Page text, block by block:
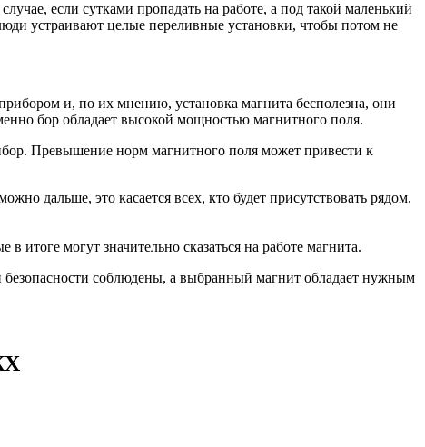
если сутками пропадать на работе, а под такой маленький
устраивают целые переливные установки, чтобы потом не
и, по их мнению, установка магнита бесполезна, они
бор обладает высокой мощностью магнитного поля.
Превышение норм магнитного поля может привести к
дальше, это касается всех, кто будет присутствовать рядом.
итоге могут значительно сказаться на работе магнита.
безопасности соблюдены, а выбранный магнит обладает нужным